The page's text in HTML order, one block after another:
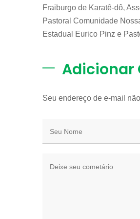
Fraiburgo de Karatê-dô,
Pastoral Comunidade
Estadual Eurico Pinz e
Adicionar
Seu endereço de e-mail